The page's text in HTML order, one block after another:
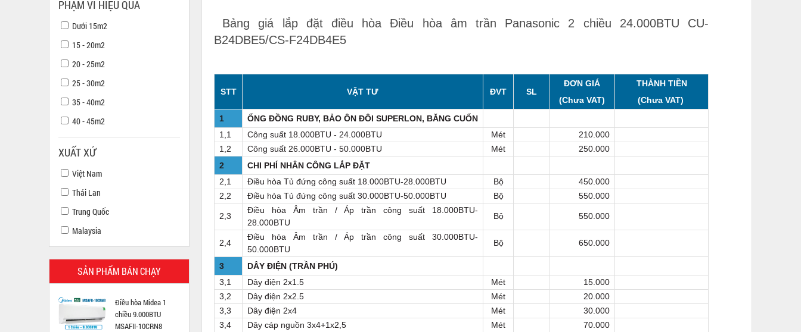
PHẠM VI HIỆU QUẢ
Dưới 15m2
15 - 20m2
20 - 25m2
25 - 30m2
35 - 40m2
40 - 45m2
XUẤT XỨ
Việt Nam
Thái Lan
Trung Quốc
Malaysia
SẢN PHẨM BÁN CHẠY
Điều hòa Midea 1
chiều 9.000BTU
MSAFII-10CRN8
Bảng giá lắp đặt điều hòa Điều hòa âm trần Panasonic 2 chiều 24.000BTU CU-
B24DBE5/CS-F24DB4E5
STT VẬT TƯ ĐVT SL
ĐƠN GIÁ
(Chưa VAT)
THÀNH TIỀN
(Chưa VAT)
1
ỐNG ĐỒNG RUBY, BẢO ÔN ĐÔI SUPERLON, BĂNG CUỐN
1,1
Công suất 18.000BTU - 24.000BTU Mét
210.000
1,2
Công suất 26.000BTU - 50.000BTU Mét
250.000
2
CHI PHÍ NHÂN CÔNG LẮP ĐẶT
2,1
Điều hòa Tủ đứng công suất 18.000BTU-28.000BTU Bộ
450.000
2,2
Điều hòa Tủ đứng công suất 30.000BTU-50.000BTU Bộ 550.000
2,3
Điều hòa Âm trần / Áp trần công suất 18.000BTU-
28.000BTU
Bộ 550.000
2,4
Điều hòa Âm trần / Áp trần công suất 30.000BTU-
50.000BTU
Bộ 650.000
3
DÂY ĐIỆN (TRẦN PHÚ)
3,1
Dây điện 2x1.5 Mét
15.000
3,2
Dây điện 2x2.5 Mét
20.000
3,3
Dây điện 2x4 Mét
30.000
3,4
Dây cáp nguồn 3x4+1x2,5 Mét
70.000